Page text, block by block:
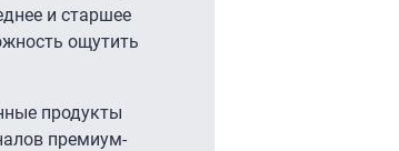
и старшее
ощутить
продукты
премиум-